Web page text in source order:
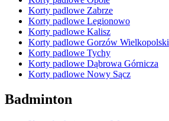
Korty padlowe Zabrze
Korty padlowe Legionowo
Korty padlowe Kalisz
Korty padlowe Gorzów Wielkopolski
Korty padlowe Tychy
Korty padlowe Dąbrowa Górnicza
Korty padlowe Nowy Sącz
Badminton